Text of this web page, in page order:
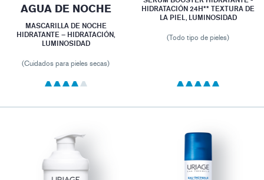
AGUA DE NOCHE
MASCARILLA DE NOCHE
HIDRATANTE – HIDRATACIÓN,
LUMINOSIDAD
(Cuidados para pieles secas)
HIDRATACIÓN 24H** TEXTURA DE
LA PIEL, LUMINOSIDAD
(Todo tipo de pieles)